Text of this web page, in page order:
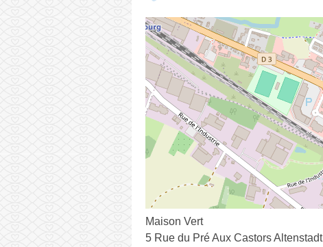
Maison Vert
5 Rue du Pré Aux Castors Altenstadt